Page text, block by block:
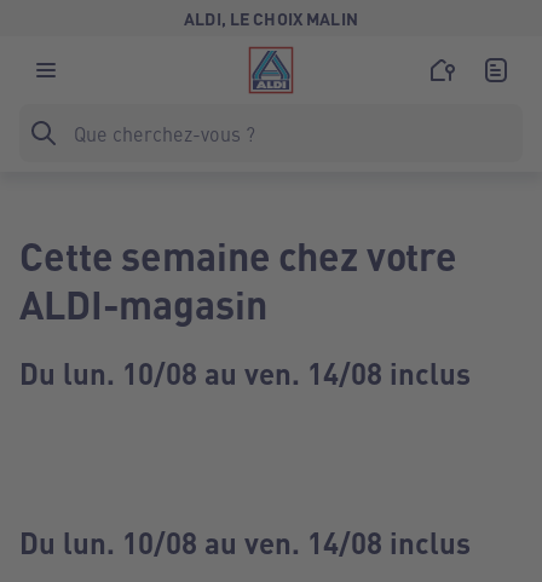
ALDI, LE CHOIX MALIN
Cette semaine chez votre
ALDI-magasin
Du lun. 10/08 au ven. 14/08 inclus
Du lun. 10/08 au ven. 14/08 inclus